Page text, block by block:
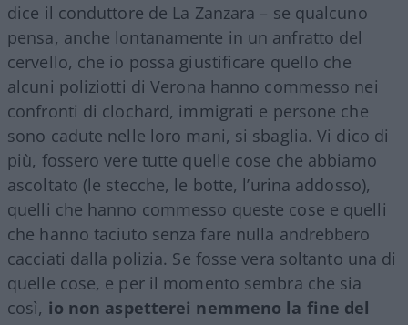
dice il conduttore de La Zanzara – se qualcuno
pensa, anche lontanamente in un anfratto del
cervello, che io possa giustificare quello che
alcuni poliziotti di Verona hanno commesso nei
confronti di clochard, immigrati e persone che
sono cadute nelle loro mani, si sbaglia. Vi dico di
più, fossero vere tutte quelle cose che abbiamo
ascoltato (le stecche, le botte, l’urina addosso),
quelli che hanno commesso queste cose e quelli
che hanno taciuto senza fare nulla andrebbero
cacciati dalla polizia. Se fosse vera soltanto una di
quelle cose, e per il momento sembra che sia
così, io non aspetterei nemmeno la fine del